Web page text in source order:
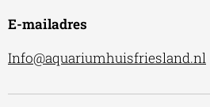
E-mailadres
Info@aquariumhuisfriesland.nl